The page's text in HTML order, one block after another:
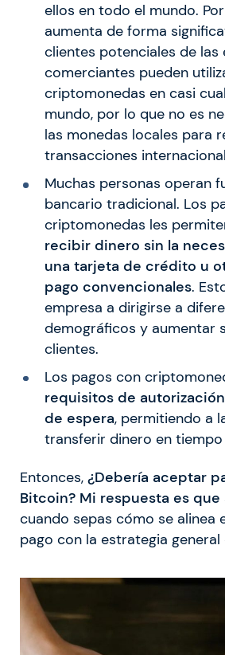
ellos en todo el mundo.
aumenta de forma
clientes potenciales de las
comerciantes pueden
criptomonedas en casi
mundo, por lo que no es
las monedas locales para
transacciones
Muchas personas operan
bancario tradicional. Los
criptomonedas les
recibir dinero sin la
una tarjeta de crédito u
pago convencionales.
empresa a dirigirse a
demográficos y aumentar
clientes.
Los pagos con
requisitos de
de espera, permitiendo a
transferir dinero en tiempo
Entonces, ¿Debería aceptar
Bitcoin? Mi respuesta es que
cuando sepas cómo se alinea
pago con la estrategia